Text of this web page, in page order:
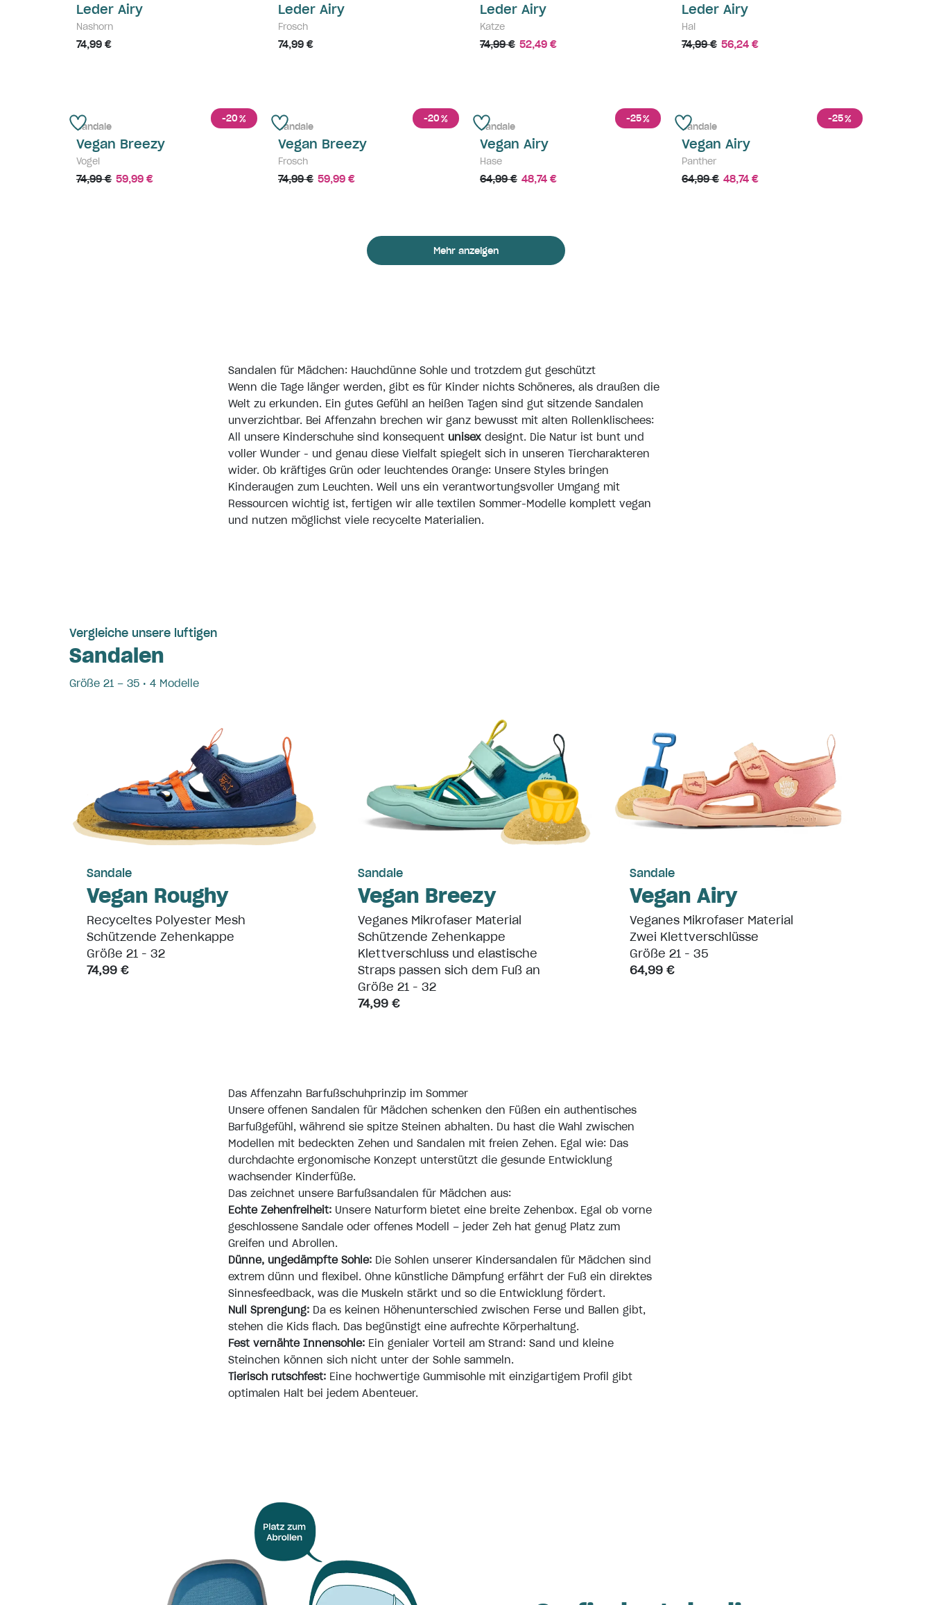
Leder Airy
Nashorn
74,99 €
Leder Airy
Frosch
74,99 €
Leder Airy
Katze
74,99 € 52,49 €
Leder Airy
Hai
74,99 € 56,24 €
-20%
Sandale
Vegan Breezy
Vogel
74,99 € 59,99 €
-20%
Sandale
Vegan Breezy
Frosch
74,99 € 59,99 €
-25%
Sandale
Vegan Airy
Hase
64,99 € 48,74 €
-25%
Sandale
Vegan Airy
Panther
64,99 € 48,74 €
Mehr anzeigen
Sandalen für Mädchen: Hauchdünne Sohle und trotzdem gut geschützt
Wenn die Tage länger werden, gibt es für Kinder nichts Schöneres, als draußen die
Welt zu erkunden. Ein gutes Gefühl an heißen Tagen sind gut sitzende Sandalen
unverzichtbar. Bei Affenzahn brechen wir ganz bewusst mit alten Rollenklischees:
All unsere Kinderschuhesind konsequent unisexdesignt. Die Natur ist bunt und
voller Wunder - und genau diese Vielfalt spiegelt sich in unseren Tiercharakteren
wider. Ob kräftiges Grün oder leuchtendes Orange: Unsere Styles bringen
Kinderaugen zum Leuchten. Weil uns ein verantwortungsvoller Umgang mit
Ressourcen wichtig ist, fertigen wir alle textilen Sommer-Modelle komplett vegan
und nutzen möglichst viele recycelte Materialien.
Vergleiche unsere luftigen
Sandalen
Größe 21 – 35 • 4 Modelle
Sandale
Vegan Roughy
Recyceltes Polyester Mesh
Schützende Zehenkappe
Größe 21 - 32
74,99 €
Sandale
Vegan Breezy
Veganes Mikrofaser Material
Schützende Zehenkappe
Klettverschluss und elastische
Straps passen sich dem Fuß an
Größe 21 - 32
74,99 €
Sandale
Vegan Airy
Veganes Mikrofaser Material
Zwei Klettverschlüsse
Größe 21 - 35
64,99 €
Das Affenzahn Barfußschuhprinzip im Sommer
Unsere offenen Sandalen für Mädchen schenken den Füßen ein authentisches
Barfußgefühl, während sie spitze Steinen abhalten. Du hast die Wahl zwischen
Modellen mit bedeckten Zehen und Sandalen mit freien Zehen. Egal wie: Das
durchdachte ergonomische Konzept unterstützt die gesunde Entwicklung
wachsender Kinderfüße.
Das zeichnet unsere Barfußsandalen für Mädchen aus:
Echte Zehenfreiheit:Unsere Naturform bietet eine breite Zehenbox. Egal ob vorne
geschlossene Sandale oder offenes Modell – jeder Zeh hat genug Platz zum
Greifen und Abrollen.
Dünne, ungedämpfte Sohle:Die Sohlen unserer Kindersandalen für Mädchen sind
extrem dünn und flexibel. Ohne künstliche Dämpfung erfährt der Fuß ein direktes
Sinnesfeedback, was die Muskeln stärkt und so die Entwicklung fördert.
Null Sprengung:Da es keinen Höhenunterschied zwischen Ferse und Ballen gibt,
stehen die Kids flach. Das begünstigt eine aufrechte Körperhaltung.
Fest vernähte Innensohle:Ein genialer Vorteil am Strand: Sand und kleine
Steinchen können sich nicht unter der Sohle sammeln.
Tierisch rutschfest:Eine hochwertige Gummisohle mit einzigartigem Profil gibt
optimalen Halt bei jedem Abenteuer.